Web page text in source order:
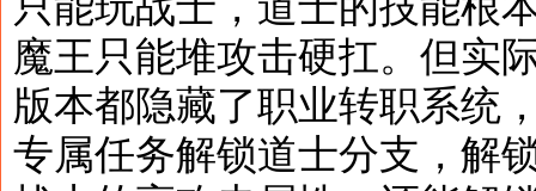
魔王只能堆攻击硬扛。但实
版本都隐藏了职业转职系统
专属任务解锁道士分支，解